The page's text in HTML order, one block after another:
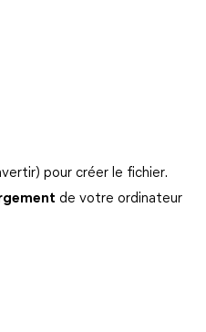
pour créer le fichier.
de votre ordinateur